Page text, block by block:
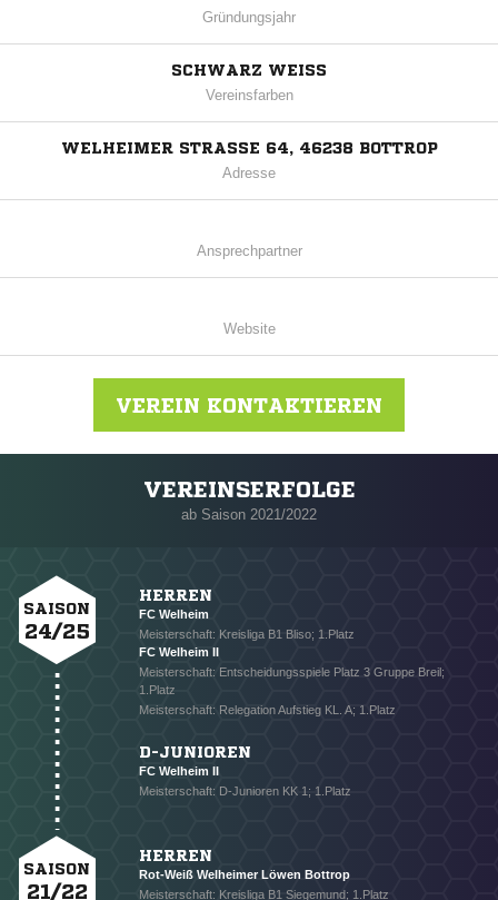
Gründungsjahr
SCHWARZ WEISS
Vereinsfarben
WELHEIMER STRASSE 64, 46238 BOTTROP
Adresse
Ansprechpartner
Website
VEREIN KONTAKTIEREN
Nachricht an FC Welheim
VEREINSERFOLGE
ab Saison 2021/2022
SAISON
24/25
HERREN
FC Welheim
Meisterschaft: Kreisliga B1 Bliso; 1.Platz
FC Welheim II
Meisterschaft: Entscheidungsspiele Platz 3 Gruppe Breil;
1.Platz
Meisterschaft: Relegation Aufstieg KL. A; 1.Platz
D-JUNIOREN
FC Welheim II
Meisterschaft: D-Junioren KK 1; 1.Platz
SAISON
21/22
HERREN
Rot-Weiß Welheimer Löwen Bottrop
Meisterschaft: Kreisliga B1 Siegemund; 1.Platz